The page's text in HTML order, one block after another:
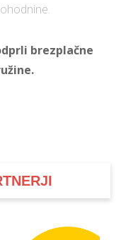
brezplačne